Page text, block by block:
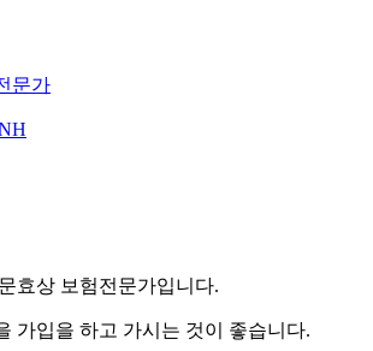
문가
효상 보험전문가입니다.
가입을 하고 가시는 것이 좋습니다.